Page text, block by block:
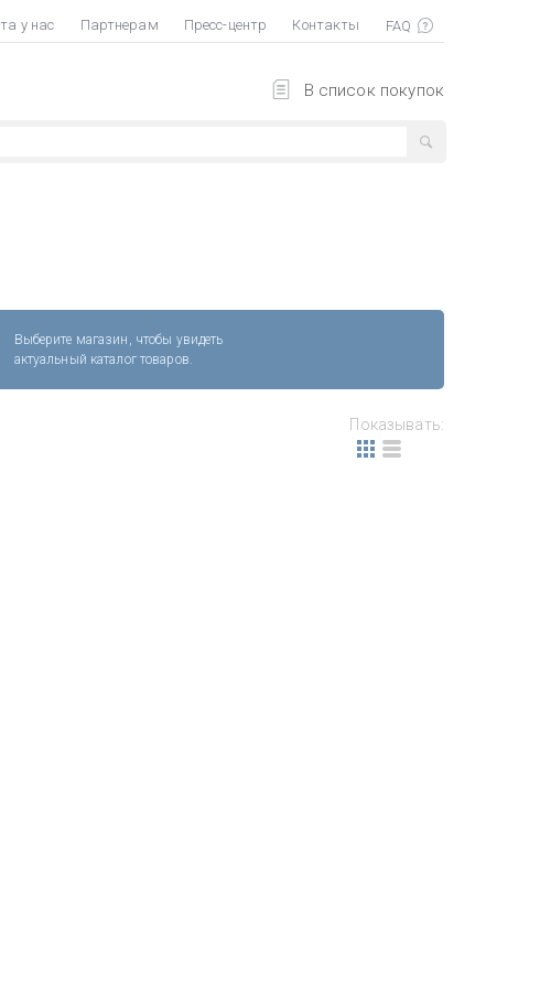
у нас Партнерам Пресс-центр Контакты
В список покупок
Выберите магазин, чтобы увидеть
актуальный каталог товаров.
Показывать: